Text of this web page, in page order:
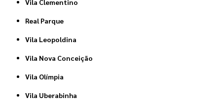
Vila Clementino
Real Parque
Vila Leopoldina
Vila Nova Conceição
Vila Olímpia
Vila Uberabinha